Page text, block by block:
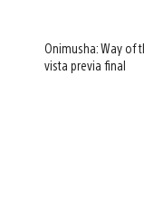
Onimusha: Way of
vista previa final